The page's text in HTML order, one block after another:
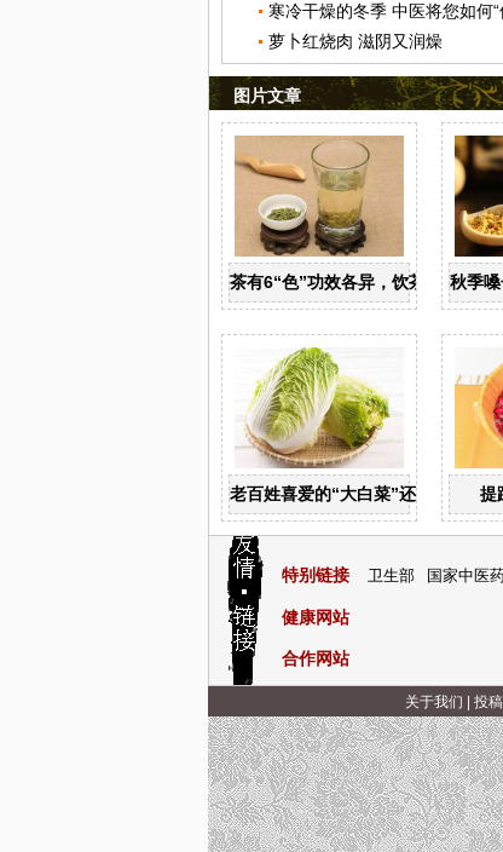
寒冷干燥的冬季 中医将您如何“
萝卜红烧肉 滋阴又润燥
图片文章
茶有6“色”功效各异，饮茶养生寒温
秋季
老百姓喜爱的“大白菜”还有广泛的提
特别链接 卫生部 国家中医
健康网站
合作网站
关于我们 投